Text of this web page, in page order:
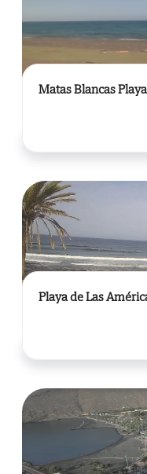
Matas Blancas
Playa de Las